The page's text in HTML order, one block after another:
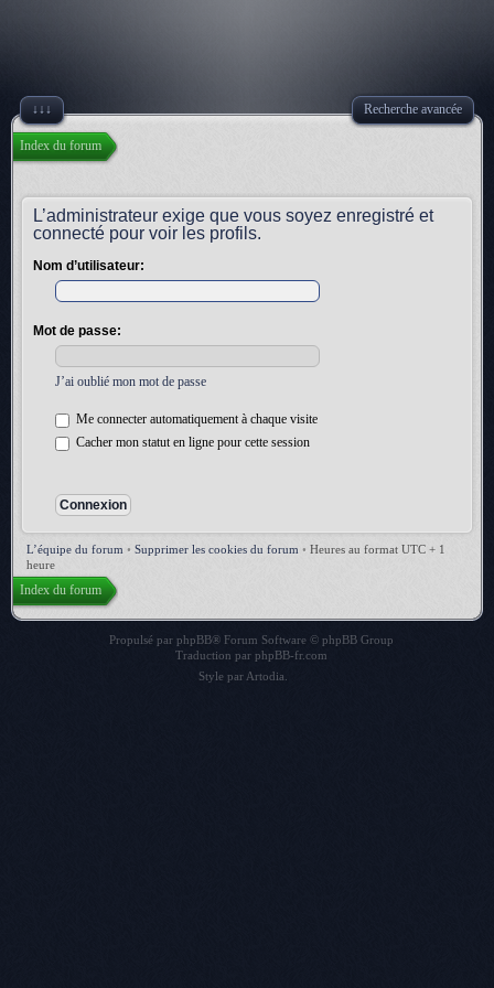
↓↓↓ Recherche avancée
Index du forum
L’administrateur exige que vous soyez enregistré et
connecté pour voir les profils.
Nom d’utilisateur:
Mot de passe:
J’ai oublié mon mot de passe
Me connecter automatiquement à chaque visite
Cacher mon statut en ligne pour cette session
L’équipe du forum • Supprimer les cookies du forum • Heures au format UTC + 1
heure
Index du forum
Propulsé par phpBB® Forum Software © phpBB Group
Traduction par phpBB-fr.com
Style par Artodia